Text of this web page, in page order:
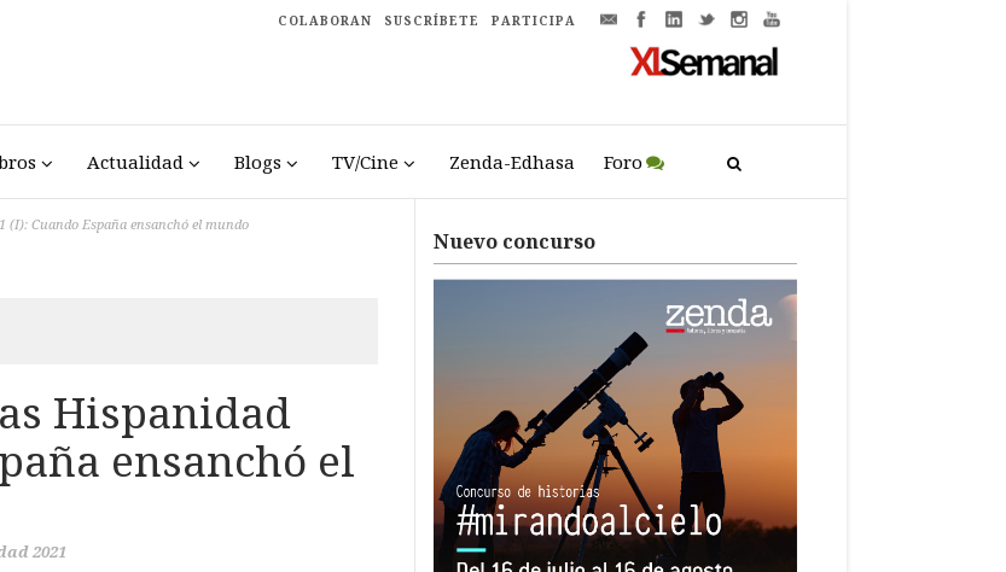
COLABORAN SUSCRÍBETE PARTICIPA
Actualidad Blogs TV/Cine Zenda-Edhasa Foro
(I): Cuando España ensanchó el mundo
Hispanidad
ensanchó el
2021
Nuevo concurso